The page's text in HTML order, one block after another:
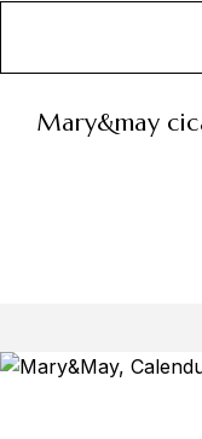
mary&may